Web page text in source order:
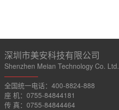
深圳市美安科技有限公司
Shenzhen Meian Technology Co. Ltd.
—————
全国统一电话：400-8824-888
座 机：0755-84844181
传 真：0755-84844464